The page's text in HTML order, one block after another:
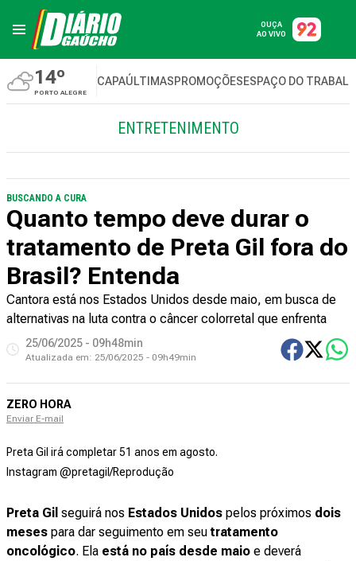
OUÇA
AO VIVO
14º
PORTO ALEGRE
CAPAÚLTIMASPROMOÇÕESESPAÇO DO
ENTRETENIMENTO
BUSCANDO A CURA
Quanto tempo deve durar o
tratamento de Preta Gil fora do
Brasil? Entenda
Cantora está nos Estados Unidos desde maio, em busca de
alternativas na luta contra o câncer colorretal que enfrenta
25/06/2025 - 09h48min
Atualizada em: 25/06/2025 - 09h49min
ZERO HORA
Enviar E-mail
Preta Gil irá completar 51 anos em agosto.
Instagram @pretagil/Reprodução
Preta Gil seguirá nos Estados Unidos pelos próximos dois
meses para dar seguimento em seutratamento
oncológico. Ela está no país desde maio e deverá